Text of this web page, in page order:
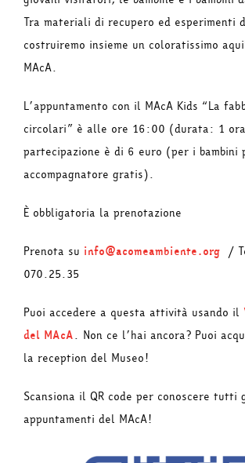
Tra materiali di recupero ed esperimenti
costruiremo insieme un coloratissimo
MAcA.
L’appuntamento con il MAcA Kids “La
circolari” è alle ore 16:00 (durata: 1
partecipazione è di 6 euro (per i bambini
accompagnatore gratis).
È obbligatoria la prenotazione
Prenota su info@acomeambiente.org /
070.25.35
Puoi accedere a questa attività usando il
del MAcA. Non ce l’hai ancora? Puoi
la reception del Museo!
Scansiona il QR code per conoscere tutti
appuntamenti del MAcA!